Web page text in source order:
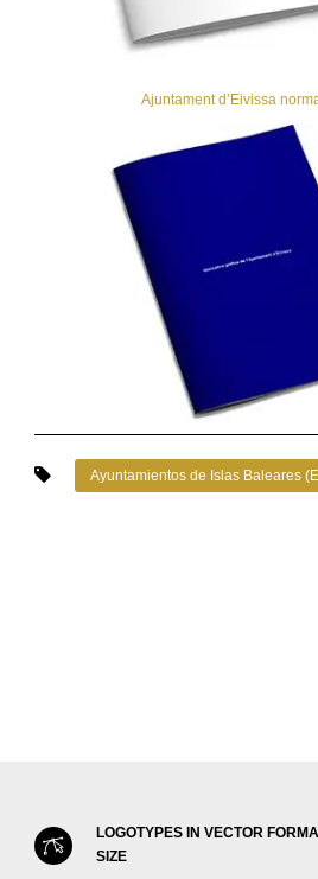
Ajuntament d’Eivissa
Ayuntamientos de Islas Baleares
LOGOTYPES IN VECTOR
SIZE